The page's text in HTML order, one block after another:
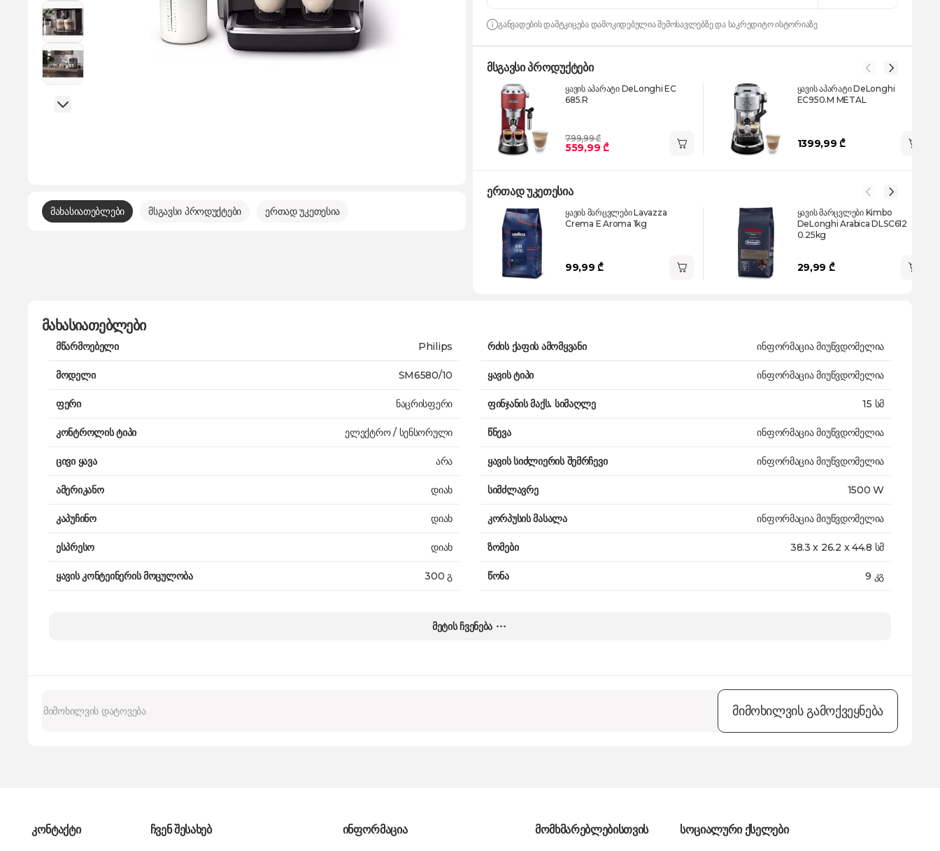
მახასიათებლები მსგავსი პროდუქტები ერთად უკეთესია
განვადების დამტკიცება დამოკიდებულია შემოსავლებზე და საკრედიტო ისტორიაზე
მსგავსი პროდუქტები
ყავის აპარატი DeLonghi EC
685.R
799,99 ₾
559,99 ₾
ყავის აპარატი DeLonghi
EC950.M METAL
1399,99 ₾
ერთად უკეთესია
ყავის მარცვლები Lavazza
Crema E Aroma 1kg
99,99 ₾
ყავის მარცვლები Kimbo
DeLonghi Arabica DLSC612
0.25kg
29,99 ₾
მახასიათებლები
მწარმოებელი Philips
მოდელი SM6580/10
ფერი ნაცრისფერი
კონტროლის ტიპი ელექტრო / სენსორული
ცივი ყავა არა
ამერიკანო დიახ
კაპუჩინო დიახ
ესპრესო დიახ
ყავის კონტეინერის მოცულობა 300 გ
რძის ქაფის ამომყვანი ინფორმაცია მიუწვდომელია
ყავის ტიპი ინფორმაცია მიუწვდომელია
ფინჯანის მაქს. სიმაღლე 15 სმ
წნევა ინფორმაცია მიუწვდომელია
ყავის სიძლიერის შემრჩევი ინფორმაცია მიუწვდომელია
სიმძლავრე 1500 W
კორპუსის მასალა ინფორმაცია მიუწვდომელია
ზომები 38.3 x 26.2 x 44.8 სმ
წონა 9 კგ
მეტის ჩვენება
მიმოხილვის გამოქვეყნება
კონტაქტი ჩვენ შესახებ ინფორმაცია მომხმარებლებისთვის სოციალური ქსელები